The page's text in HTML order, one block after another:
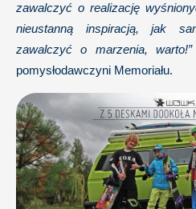
zawalczyć o realizację
nieustanną inspiracją, jak
zawalczyć o marzenia, warto!”
pomysłodawczyni Memoriału.